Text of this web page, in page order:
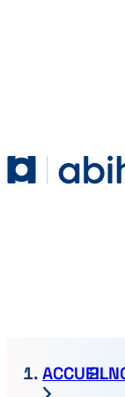
Abihome
ACCUEIL